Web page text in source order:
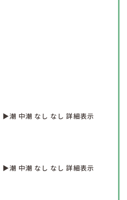
▶︎潮 中潮 なし なし詳細表示
▶︎潮 中潮 なし なし詳細表示